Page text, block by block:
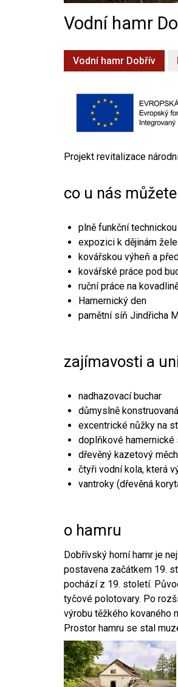
Vodní hamr
Vodní hamr Dobřív
Projekt revitalizace
co u nás
plně funkční
expozici k dějinám
kovářskou výheň a
kovářské práce pod
ruční práce na
Hamernický den
pamětní síň Jindřicha
zajímavosti a
nadhazovací buchar
důmyslně
excentrické nůžky na
doplňkové hamernické
dřevěný kazetový
čtyři vodní kola, která
vantroky (dřevěná
o hamru
Dobřívský horní hamr je
postavena začátkem 19.
pochází z 19. století.
tyčové polotovary. Po
výrobu těžkého kovaného
Prostor hamru se stal